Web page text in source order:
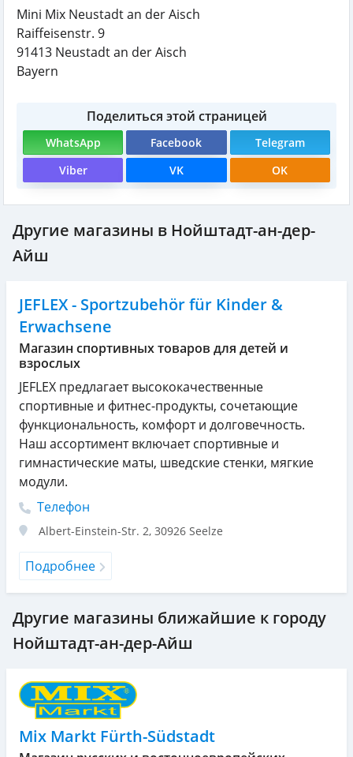
Mini Mix Neustadt an der Aisch
Raiffeisenstr. 9
91413 Neustadt an der Aisch
Bayern
Поделиться этой страницей
WhatsApp Facebook
Telegram
Viber
VK OK
Другие магазины в Нойштадт-ан-дер-
Айш
JEFLEX - Sportzubehör für Kinder &
Erwachsene
Магазин спортивных товаров для детей и
взрослых
JEFLEX предлагает высококачественные
спортивные и фитнес-продукты, сочетающие
функциональность, комфорт и долговечность.
Наш ассортимент включает спортивные и
гимнастические маты, шведские стенки, мягкие
модули.
Телефон
Albert-Einstein-Str. 2, 30926 Seelze
Подробнее
Другие магазины ближайшие к городу
Нойштадт-ан-дер-Айш
Mix Markt Fürth-Südstadt